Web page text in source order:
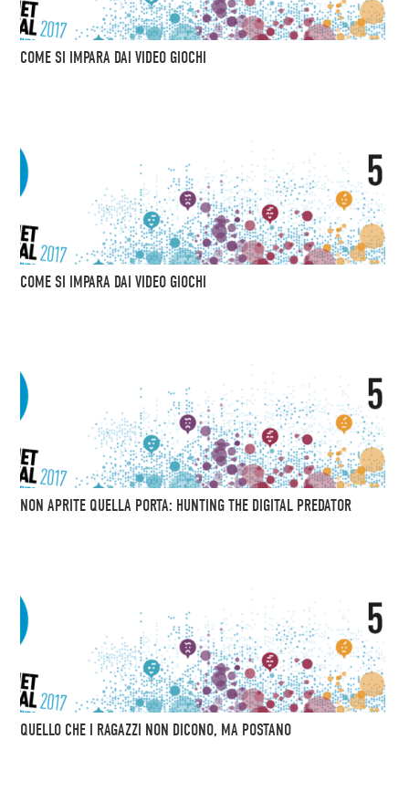
COME SI IMPARA DAI VIDEO GIOCHI
COME SI IMPARA DAI VIDEO GIOCHI
NON APRITE QUELLA PORTA: HUNTING THE DIGITAL PREDATOR
QUELLO CHE I RAGAZZI NON DICONO, MA POSTANO